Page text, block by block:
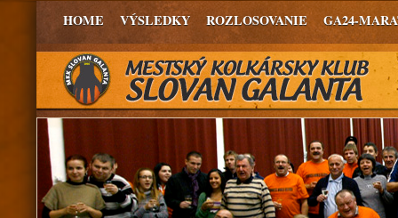
HOME VÝSLEDKY ROZLOSOVANIE GA24-